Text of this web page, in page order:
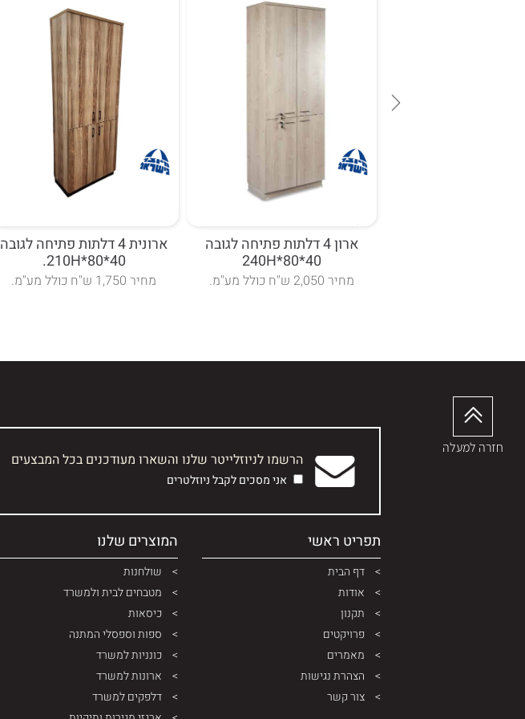
ארון 4 דלתות פתיחה לגובה
40*80*240H
מחיר 2,050 ש"ח כולל מע"מ.
ארונית 4 דלתות פתיחה לגובה
40*80*210H.
מחיר 1,750 ש"ח כולל מע"מ.
חזרה למעלה
הרשמו לניוזלייטר שלנו והשארו מעודכנים בכל המבצעים
אני מסכים לקבל ניוזלטרים
תפריט ראשי
דף הבית
אודות
תקנון
פרויקטים
מאמרים
הצהרת נגישות
צור קשר
המוצרים שלנו
שולחנות
מטבחים לבית ולמשרד
כיסאות
ספות וספסלי המתנה
כונניות למשרד
ארונות למשרד
דלפקים למשרד